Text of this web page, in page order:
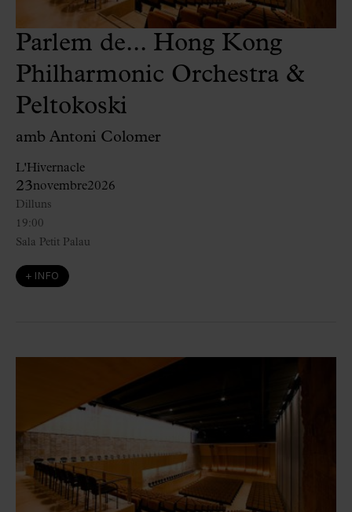
Parlem de... Hong Kong
Philharmonic Orchestra &
Peltokoski
amb Antoni Colomer
L'Hivernacle
23novembre2026
19:00
Dilluns
Sala Petit Palau
+ INFO